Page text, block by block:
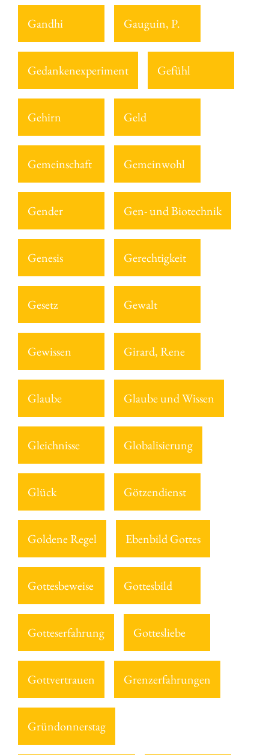
Gandhi Gauguin, P.
Gedankenexperiment Gefühl
Gehirn Geld
Gemeinschaft Gemeinwohl
Gender Gen- und Biotechnik
Genesis Gerechtigkeit
Gesetz Gewalt
Gewissen Girard, Rene
Glaube Glaube und Wissen
Gleichnisse Globalisierung
Glück Götzendienst
Goldene Regel Ebenbild Gottes
Gottesbeweise Gottesbild
Gotteserfahrung Gottesliebe
Gottvertrauen Grenzerfahrungen
Gründonnerstag